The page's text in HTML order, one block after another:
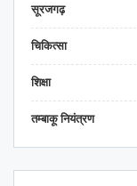
सूरजगढ़
चिकित्सा
शिक्षा
तम्बाकू नियंत्रण